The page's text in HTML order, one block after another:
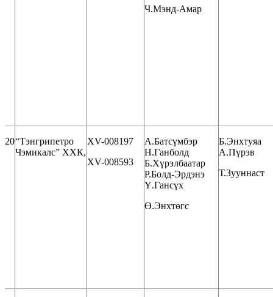
Ч.Мэнд-Амар
20“Тэнгрипетро
Чэмикалс” ХХК,
XV-008197
XV-008593
А.Батсүмбэр
Н.Ганболд
Б.Хүрэлбаатар
Р.Болд-Эрдэнэ
Ү.Гансүх
Ө.Энхтөгс
Б.Энхтуяа
А.Пүрэв
Т.Зууннаст